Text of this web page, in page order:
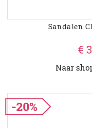
Sandalen
€
Naar
-20%